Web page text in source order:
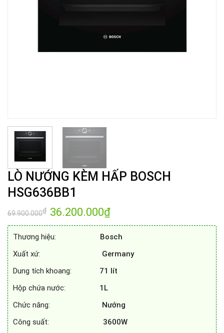
LÒ NƯỚNG KÈM HẤP BOSCH
HSG636BB1
69.900.000₫ Giá
gốc
là:
36.200.000₫Giá
tại
36.200.000₫.
Thương hiệu:
Bosch
Xuất xứ:
Germany
Dung tích khoang:
71
lít
Hộp chứa nước: 1L
Chức năng:
Nướng
Công suất:
3600W